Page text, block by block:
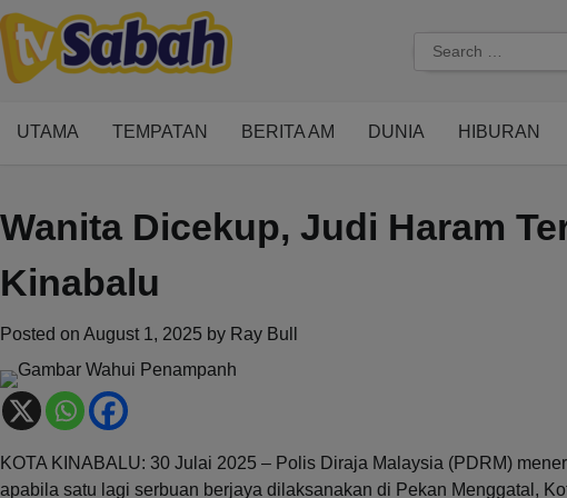
Skip
to
content
Search
for:
UTAMA TEMPATAN BERITA AM DUNIA HIBURAN
Wanita Dicekup, Judi Haram
Kinabalu
Posted on August 1, 2025 by Ray Bull
KOTA KINABALU: 30 Julai 2025 – Polis Diraja Malaysia (PDRM)
apabila satu lagi serbuan berjaya dilaksanakan di Pekan Menggatal,